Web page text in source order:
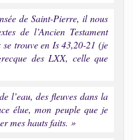
de Saint-Pierre, il nous
de l’Ancien Testament
se trouve en Is 43,20-21 (je
des LXX, celle que
l’eau, des fleuves dans la
élue, mon peuple que je
mes hauts faits. »